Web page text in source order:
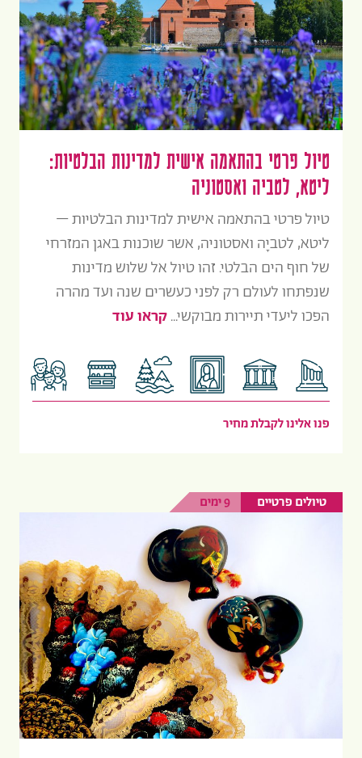
טיול פרטי בהתאמה אישית למדינות הבלטיות:
ליטא, לטביה ואסטוניה
טיול פרטי בהתאמה אישית למדינות הבלטיות –
ליטא, לטביָה ואסטוניה, אשר שוכנות באגן המזרחי
של חוף הים הבלטי. זהו טיול אל שלוש מדינות
שנפתחו לעולם רק לפני כעשרים שנה ועד מהרה
הפכו ליעדי תיירות מבוקשי...קראו עוד
פנו אלינו לקבלת מחיר
טיולים פרטיים 9 ימים